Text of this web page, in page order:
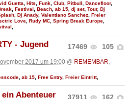
Guetta, Hits, Funk, Club, Pitbull, Dancefloor,
, Festival, Beach, ab 15, dj set, Tour, Dj
, Dj Anady, Valentiano Sanchez, Freier
Love, Rudy MC, Spring Break Europe,
,
17469 105
- Jugend
2017 um 19:00 @ REMEMBAR
ab 15 Free Entry, Freier Eintritt,
37911 162
Abenteuer